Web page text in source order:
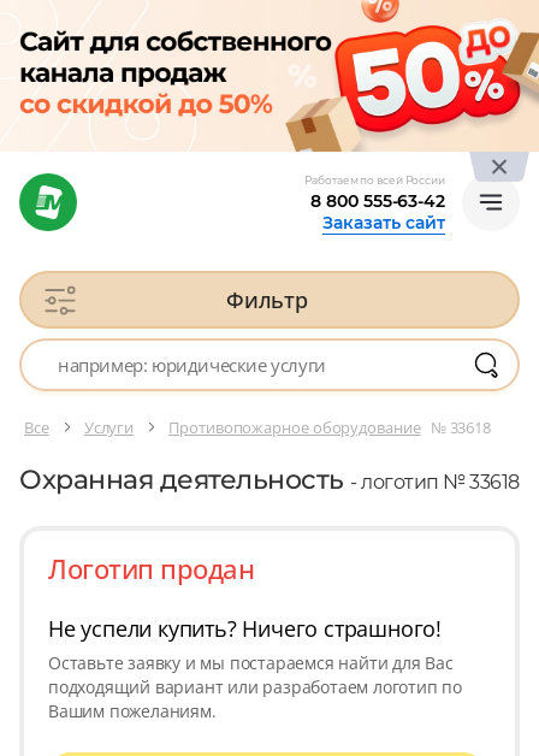
Работаем по всей России
8 800 555-63-42
Заказать сайт
Фильтр
Все Услуги Противопожарное оборудование № 33618
Охранная деятельность - логотип № 33618
Логотип продан
Не успели купить? Ничего страшного!
Оставьте заявку и мы постараемся найти для Вас
подходящий вариант или разработаем логотип по
Вашим пожеланиям.